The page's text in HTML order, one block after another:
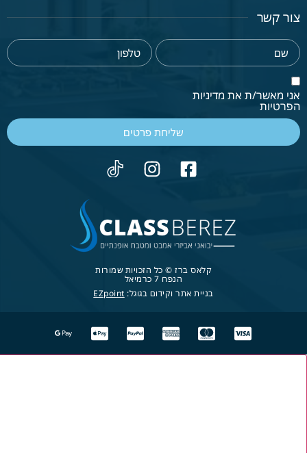
צור קשר
אני מאשר/ת את מדיניות
הפרטיות
שליחת פרטים
קלאס ברז © כל הזכויות שמורות
הנפח 7 כרמיאל
בניית אתר וקידום בגוגל: EZpoint